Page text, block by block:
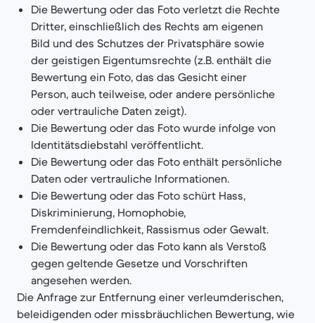
Die Bewertung oder das Foto verletzt die Rechte
Dritter, einschließlich des Rechts am eigenen
Bild und des Schutzes der Privatsphäre sowie
der geistigen Eigentumsrechte (z.B. enthält die
Bewertung ein Foto, das das Gesicht einer
Person, auch teilweise, oder andere persönliche
oder vertrauliche Daten zeigt).
Die Bewertung oder das Foto wurde infolge von
Identitätsdiebstahl veröffentlicht.
Die Bewertung oder das Foto enthält persönliche
Daten oder vertrauliche Informationen.
Die Bewertung oder das Foto schürt Hass,
Diskriminierung, Homophobie,
Fremdenfeindlichkeit, Rassismus oder Gewalt.
Die Bewertung oder das Foto kann als Verstoß
gegen geltende Gesetze und Vorschriften
angesehen werden.
Die Anfrage zur Entfernung einer verleumderischen,
beleidigenden oder missbräuchlichen Bewertung, wie